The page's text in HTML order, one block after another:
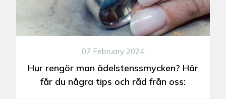
07 February 2024
Hur rengör man ädelstenssmycken? Här
får du några tips och råd från oss: